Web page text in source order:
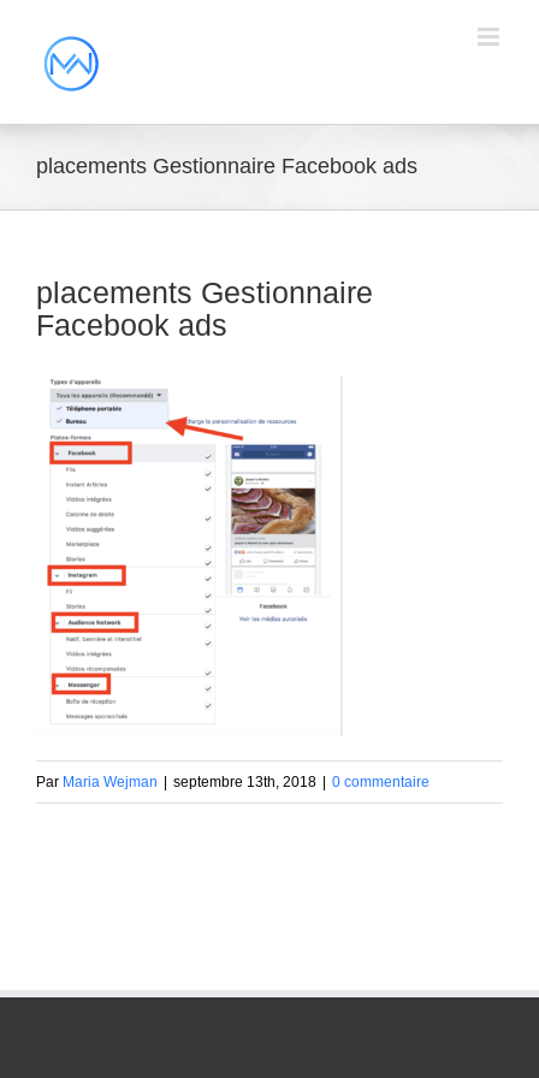
placements Gestionnaire Facebook ads
placements Gestionnaire
Facebook ads
Par Maria Wejman septembre 13th, 2018 0 commentaire